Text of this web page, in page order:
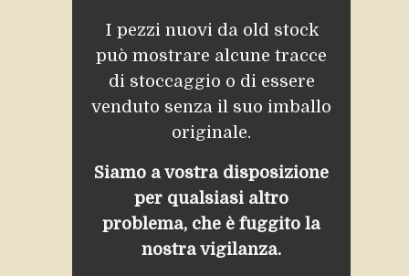
I pezzi nuovi da old stock
può mostrare alcune tracce
di stoccaggio o di essere
venduto senza il suo imballo
originale.
Siamo a vostra disposizione
per qualsiasi altro
problema, che è fuggito la
nostra vigilanza.